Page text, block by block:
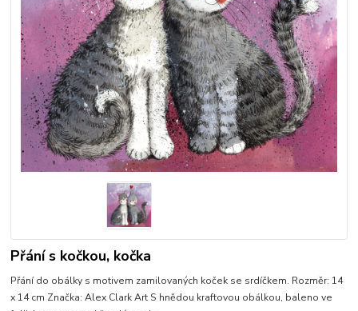
Přání s kočkou, kočka
Přání do obálky s motivem zamilovaných koček se srdíčkem. Rozměr: 14
x 14 cm Značka: Alex Clark Art S hnědou kraftovou obálkou, baleno ve